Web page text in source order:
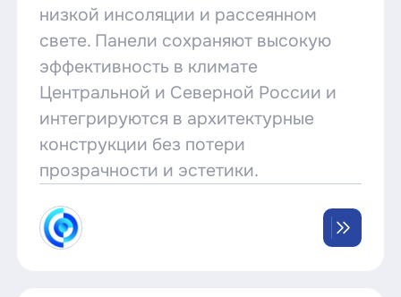
низкой инсоляции и рассеянном
свете. Панели сохраняют высокую
эффективность в климате
Центральной и Северной России и
интегрируются в архитектурные
конструкции без потери
прозрачности и эстетики.